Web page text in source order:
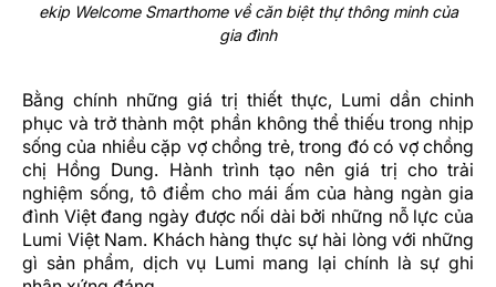
ekip Welcome Smarthome về căn biệt thự thông minh của
gia đình
Bằng chính những giá trị thiết thực, Lumi dần chinh
phục và trở thành một phần không thể thiếu trong nhịp
sống của nhiều cặp vợ chồng trẻ, trong đó có vợ chồng
chị Hồng Dung. Hành trình tạo nên giá trị cho trải
nghiệm sống, tô điểm cho mái ấm của hàng ngàn gia
đình Việt đang ngày được nối dài bởi những nỗ lực của
Lumi Việt Nam. Khách hàng thực sự hài lòng với những
gì sản phẩm, dịch vụ Lumi mang lại chính là sự ghi